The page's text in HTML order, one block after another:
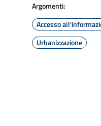
Argomenti:
Accesso
Urbanizzazione